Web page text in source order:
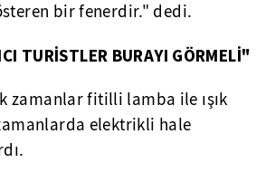
bir fenerdir." dedi.
TURİSTLER BURAYI GÖRMELİ"
zamanlar fitilli lamba ile ışık
elektrikli hale